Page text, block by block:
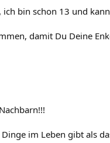
bin schon 13 und
damit Du Deine
im Leben gibt als